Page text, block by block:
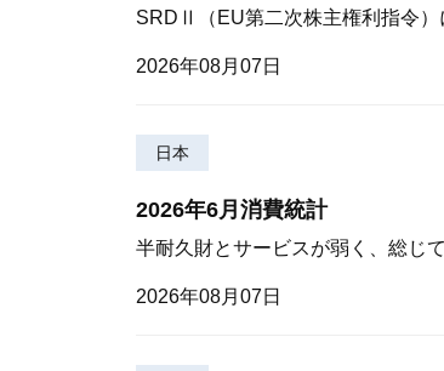
SRDⅡ（EU第二次株主権利指令）
2026年08月07日
日本
2026年6月消費統計
半耐久財とサービスが弱く、総じ
2026年08月07日